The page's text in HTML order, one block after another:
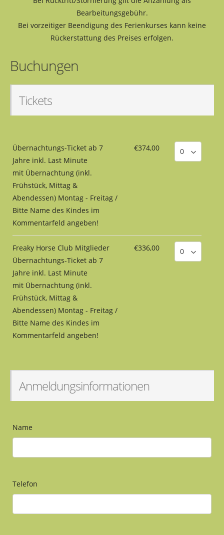
Bearbeitungsgebühr.
Bei vorzeitiger Beendigung des Ferienkurses kann keine
Rückerstattung des Preises erfolgen.
Buchungen
Tickets
Übernachtungs-Ticket ab 7
Jahre inkl. Last Minute
mit Übernachtung (inkl.
Frühstück, Mittag &
Abendessen) Montag - Freitag /
Bitte Name des Kindes im
Kommentarfeld angeben!
€374,00
Freaky Horse Club Mitglieder
Übernachtungs-Ticket ab 7
Jahre inkl. Last Minute
mit Übernachtung (inkl.
Frühstück, Mittag &
Abendessen) Montag - Freitag /
Bitte Name des Kindes im
Kommentarfeld angeben!
€336,00
Anmeldungsinformationen
Name
Telefon